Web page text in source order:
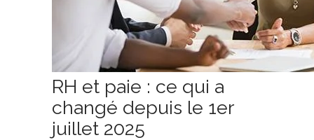
RH et paie : ce qui a
changé depuis le 1er
juillet 2025